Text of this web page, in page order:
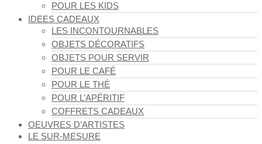
POUR LES KIDS
IDEES CADEAUX
LES INCONTOURNABLES
OBJETS DÉCORATIFS
OBJETS POUR SERVIR
POUR LE CAFÉ
POUR LE THÉ
POUR L’APÉRITIF
COFFRETS CADEAUX
OEUVRES D’ARTISTES
LE SUR-MESURE